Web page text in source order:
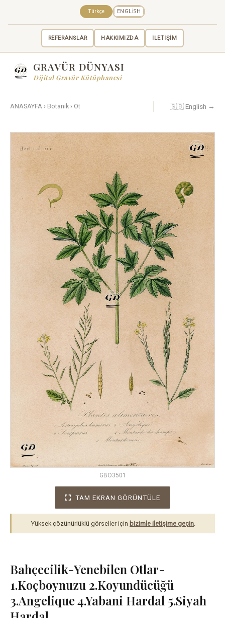
REFERANSLAR HAKKIMIZDA İLETİŞİM
Türkçe ENGLISH
GRAVÜR DÜNYASI
Dijital Gravür Kütüphanesi
ANASAYFA › Botanik › Ot 🇬🇧 English →
GBO3501
TAM EKRAN GÖRÜNTÜLE
Yüksek çözünürlüklü görseller için bizimle iletişime geçin.
Bahçecilik-Yenebilen Otlar-
1.Koçboynuzu 2.Koyundücüğü
3.Angelique 4.Yabani Hardal 5.Siyah